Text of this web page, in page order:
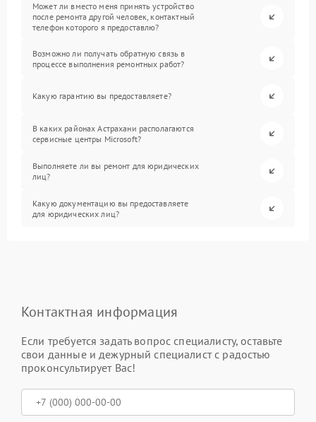
Может ли вместо меня принять устройство
после ремонта другой человек, контактный
телефон которого я предоставлю?
Возможно ли получать обратную связь в
процессе выполнения ремонтных работ?
Какую гарантию вы предоставляете?
В каких районах Астрахани располагаются
сервисные центры Microsoft?
Выполняете ли вы ремонт для юридических
лиц?
Какую документацию вы предоставляете
для юридических лиц?
Контактная информация
Если требуется задать вопрос специалисту, оставьте
свои данные и дежурный специалист с радостью
проконсультирует Вас!